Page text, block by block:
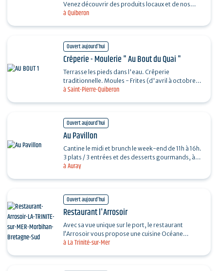
à Quiberon
Venez découvrir des produits locaux et de nos
régions sélectionnés par nos soins. Salles au
Ouvert aujourd'hui
à Saint-Pierre-Quiberon
Crêperie - Moulerie " Au Bout du Quai "
Terrasse les pieds dans l'eau. Crêperie
traditionnelle. Moules - Frites (d'avril à octobre)
Bar Tapas
Ouvert aujourd'hui
à Auray
Au Pavillon
Cantine le midi et brunch le week-end de 11h à 16h.
3 plats / 3 entrées et des desserts gourmands, à
Ouvert aujourd'hui
à La Trinité-sur-Mer
Restaurant l'Arrosoir
Avec sa vue unique sur le port, le restaurant
l’Arrosoir vous propose une cuisine Océane
raffinée. Poissons, fruits de mer, plats du jour à…